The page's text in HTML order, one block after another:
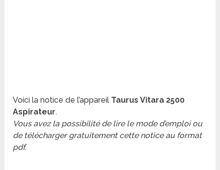
Voici la notice de l’appareil Taurus Vitara 2500
Aspirateur.
Vous avez la possibilité de lire le mode d’emploi ou
de télécharger gratuitement cette notice au format
pdf.